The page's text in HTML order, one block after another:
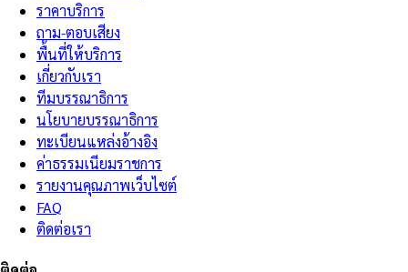
ราคาบริการ
ถาม-ตอบเสียง
พื้นที่ให้บริการ
เกี่ยวกับเรา
ทีมบรรณาธิการ
นโยบายบรรณาธิการ
ทะเบียนแหล่งอ้างอิง
ค่าธรรมเนียมราชการ
รายงานคุณภาพเว็บไซต์
FAQ
ติดต่อเรา